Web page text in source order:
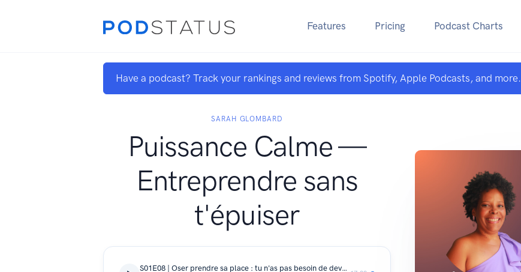
Features Pricing Podcast Charts
Have a podcast? Track your rankings and reviews from Spotify, Apple Podcasts, and more.
SARAH GLOMBARD
Puissance Calme —
Entreprendre sans
t'épuiser
S01E08 | Oser prendre sa place : tu n'as pas besoin de devenir quelqu'un d'autre